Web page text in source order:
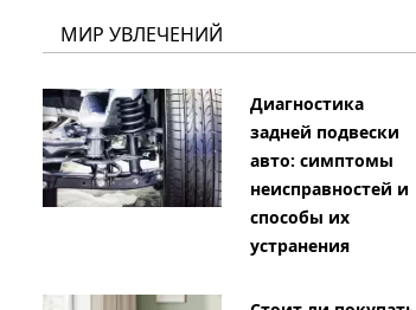
МИР УВЛЕЧЕНИЙ
Диагностика
задней подвески
авто: симптомы
неисправностей и
способы их
устранения